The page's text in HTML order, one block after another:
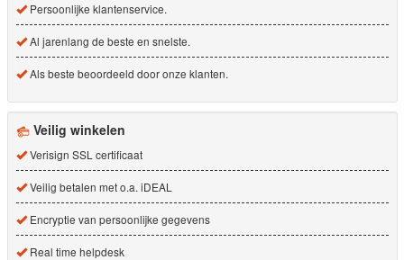
Persoonlijke klantenservice.
Al jarenlang de beste en snelste.
Als beste beoordeeld door onze klanten.
Veilig winkelen
Verisign SSL certificaat
Veilig betalen met o.a. iDEAL
Encryptie van persoonlijke gegevens
Real time helpdesk